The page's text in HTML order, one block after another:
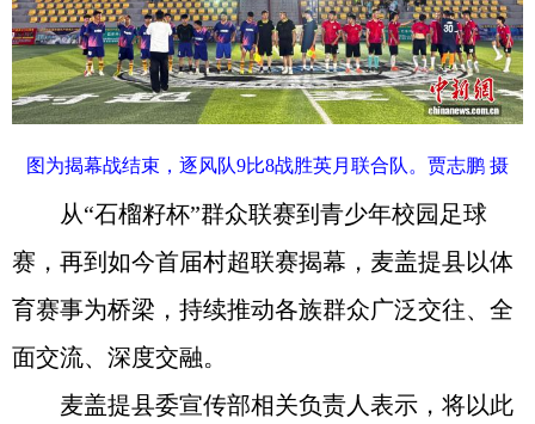
图为揭幕战结束，逐风队9比8战胜英月联合队。贾志鹏 摄
从“石榴籽杯”群众联赛到青少年校园足球
赛，再到如今首届村超联赛揭幕，麦盖提县以体
育赛事为桥梁，持续推动各族群众广泛交往、全
面交流、深度交融。
麦盖提县委宣传部相关负责人表示，将以此